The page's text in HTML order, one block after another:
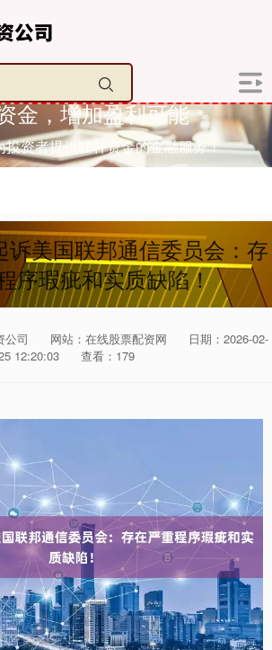
金，增加盈利可能
投资者提供杠杆资金的金融服务！
诉美国联邦通信委员会：存
序瑕疵和实质缺陷！
公司 网站：在线股票配资网
日期：2026-02-
12:20:03
查看：179